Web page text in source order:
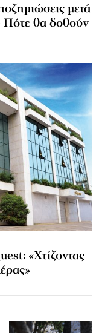
μετά
Πότε θα δοθούν
«Χτίζοντας